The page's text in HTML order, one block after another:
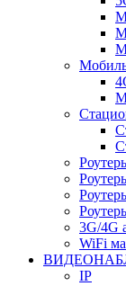
3G/4G
WiFi
IP